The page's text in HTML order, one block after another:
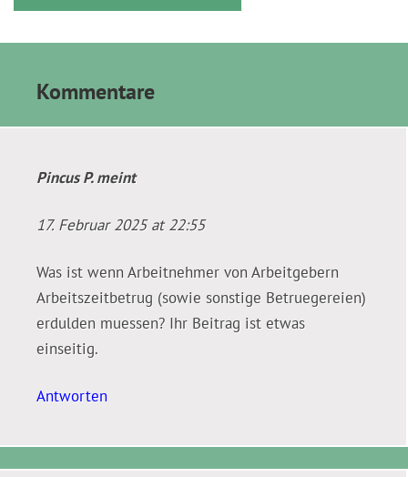
Kommentare
Pincus P.meint
17. Februar 2025 at 22:55
Was ist wenn Arbeitnehmer von Arbeitgebern
Arbeitszeitbetrug (sowie sonstige Betruegereien)
erdulden muessen? Ihr Beitrag ist etwas
einseitig.
Antworten